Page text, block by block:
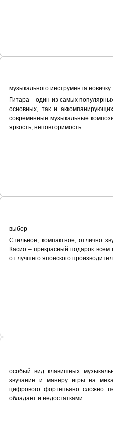
музыкального инструмента новичку
Гитара – один из самых
основных, так и
современные музыкальные
яркость, неповторимость.
выбор
Стильное, компактное, отлично
Касио – прекрасный подарок
от лучшего японского
особый вид клавишных
звучание и манеру игры на
цифрового фортепьяно сложно
обладает и недостатками.